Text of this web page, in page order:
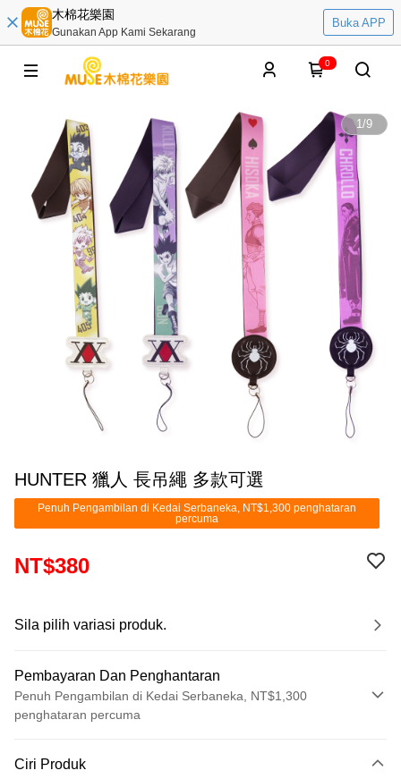
木棉花樂園
Gunakan App Kami Sekarang
Buka APP
0
1/9
HUNTER 獵人 長吊繩 多款可選
Penuh Pengambilan di Kedai Serbaneka, NT$1,300 penghataran
percuma
NT$380
Sila pilih variasi produk.
Pembayaran Dan Penghantaran
Penuh Pengambilan di Kedai Serbaneka, NT$1,300
penghataran percuma
Kad Kredit (Bayaran Penuh)
Ciri Produk